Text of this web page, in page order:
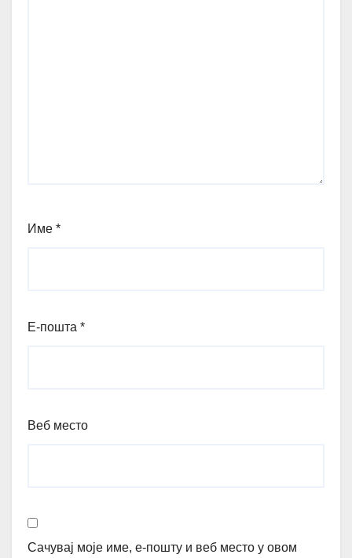
Име *
Е-пошта *
Веб место
Сачувај моје име, е-пошту и веб место у овом